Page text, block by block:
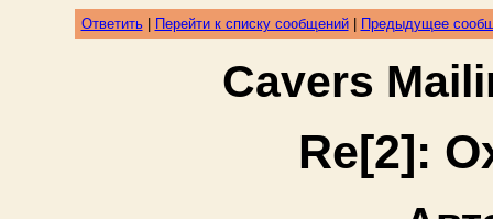
Ответить| Перейти к списку сообщений| Предыдущее
Cavers
Re[2]: